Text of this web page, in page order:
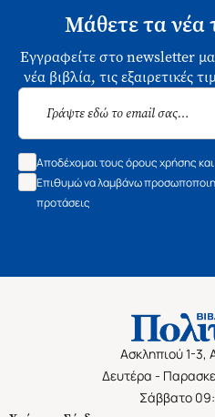
Μάθετε τα νέα
Εγγραφείτε στο newsletter
νέα βιβλία, τις εξαιρετικές
Αποδέχομαι τους όρους χρήσης
Επιθυμώ να λαμβάνω
προτάσεις
Ασκληπιού 1-3,
Δευτέρα -
Σάββατο